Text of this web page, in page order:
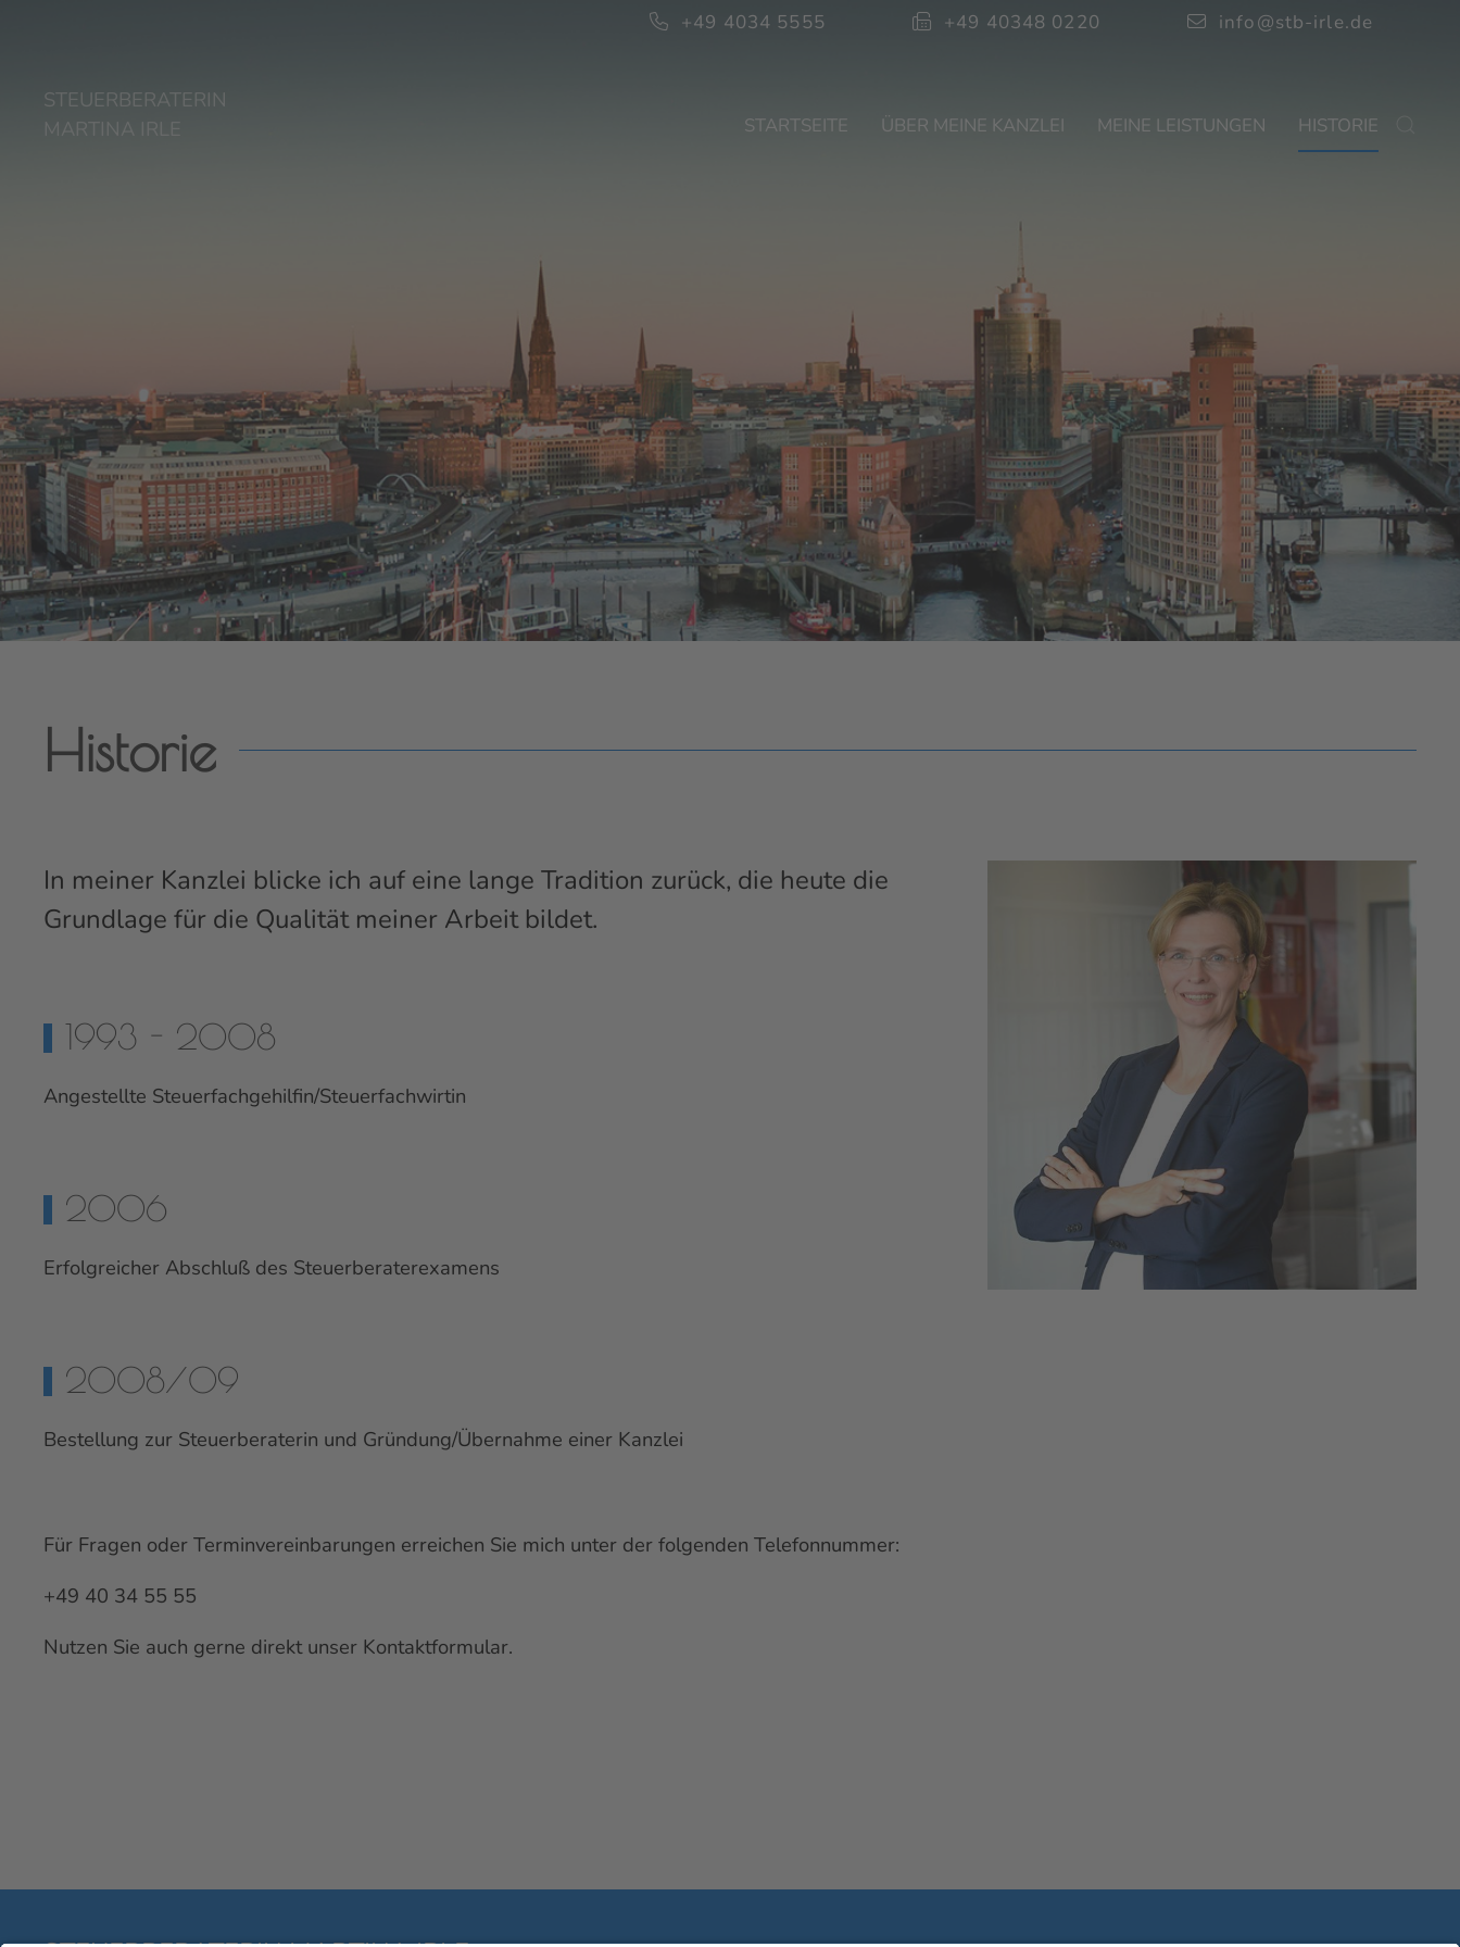
+49 4034 5555 +49 40348 0220 info@stb-irle.de
STEUERBERATERIN
MARTINA IRLE
STARTSEITE ÜBER MEINE KANZLEI MEINE LEISTUNGEN HISTORIE
Historie
In meiner Kanzlei blicke ich auf eine lange Tradition zurück, die heute die
Grundlage für die Qualität meiner Arbeit bildet.
1993 - 2008
Angestellte Steuerfachgehilfin/Steuerfachwirtin
2006
Erfolgreicher Abschluß des Steuerberaterexamens
2008/09
Bestellung zur Steuerberaterin und Gründung/Übernahme einer Kanzlei
Für Fragen oder Terminvereinbarungen erreichen Sie mich unter der folgenden Telefonnummer:
+49 40 34 55 55
Nutzen Sie auch gerne direkt unser Kontaktformular.